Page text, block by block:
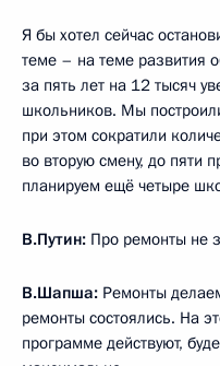
Я бы хотел сейчас
теме – на теме развития
за пять лет на 12 тысяч
школьников. Мы
при этом сократили
во вторую смену, до пяти
планируем ещё четыре
В.Путин: Про ремонты не
В.Шапша: Ремонты
ремонты состоялись. На
программе действуют,